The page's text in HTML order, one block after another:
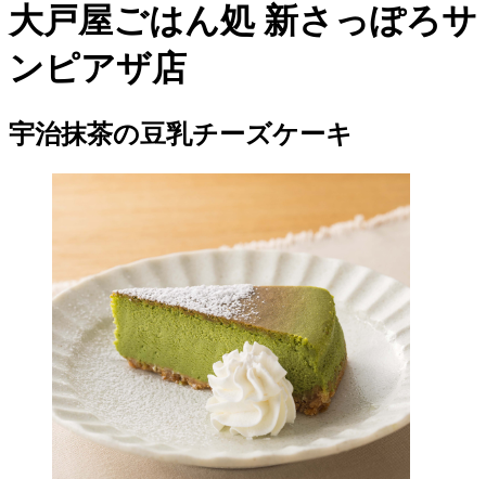
大戸屋ごはん処 新さっぽろサ
ンピアザ店
宇治抹茶の豆乳チーズケーキ